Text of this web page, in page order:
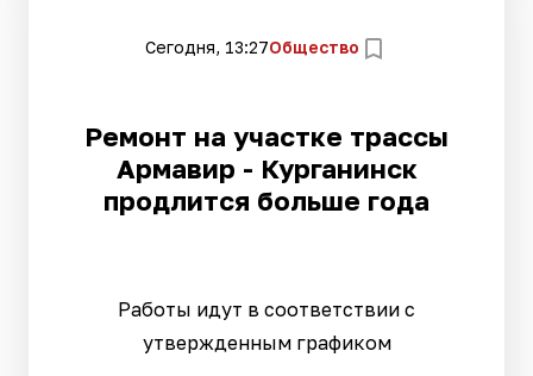
Сегодня, 13:27Общество
Ремонт на участке трассы
Армавир - Курганинск
продлится больше года
Работы идут в соответствии с
утвержденным графиком